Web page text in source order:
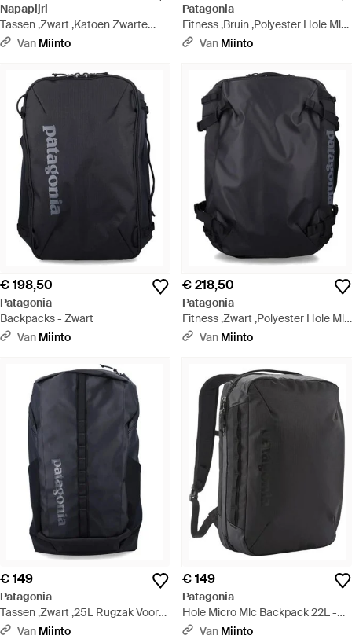
Napapijri
Tassen ,Zwart ,Katoen Zwarte
Katoenen Rugzak Met Logo -
Van Miinto
Patagonia
Fitness ,Bruin ,Polyester Hole Mlc
Pack 45L - Paars
Van Miinto
€ 198,50
Patagonia
Backpacks - Zwart
Van Miinto
€ 218,50
Patagonia
Fitness ,Zwart ,Polyester Hole Mlc
Pack 45L - Zwart
Van Miinto
€ 149
Patagonia
Tassen ,Zwart ,25L Rugzak Voor
Dagelijks Gebruik - Blauw
Van Miinto
€ 149
Patagonia
Hole Micro Mlc Backpack 22L -
Zwart
Van Miinto